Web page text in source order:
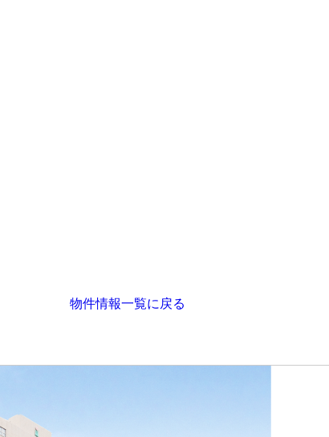
物件情報一覧に戻る